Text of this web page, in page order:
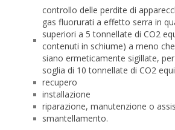
controllo delle perdite di
gas fluorurati a effetto serra in
superiori a 5 tonnellate di CO2
contenuti in schiume) a meno
siano ermeticamente sigillate,
soglia di 10 tonnellate di CO2
recupero
installazione
riparazione, manutenzione o
smantellamento.